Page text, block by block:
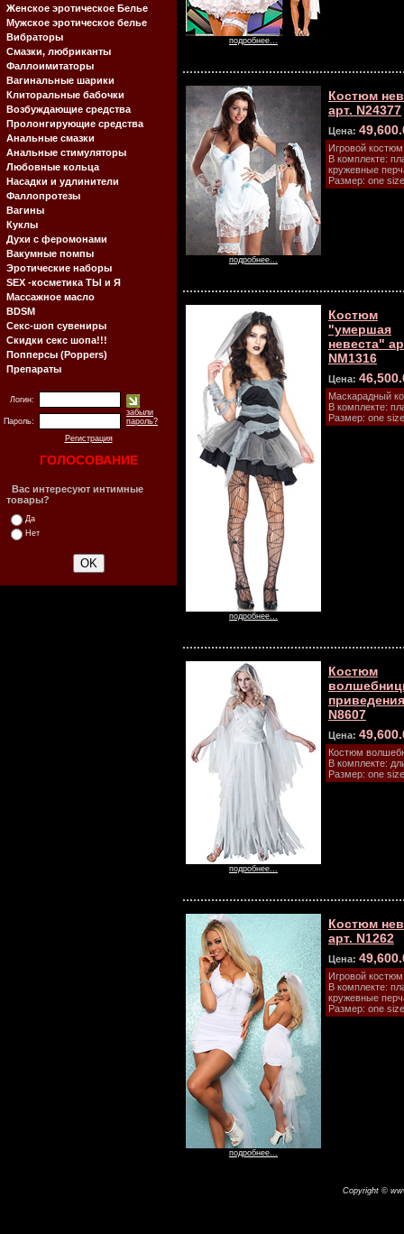
Женское эротическое Белье
Мужское эротическое белье
Вибраторы
Смазки, любриканты
Фаллоимитаторы
Вагинальные шарики
Клиторальные бабочки
Возбуждающие средства
Пролонгирующие средства
Анальные смазки
Анальные стимуляторы
Любовные кольца
Насадки и удлинители
Фаллопротезы
Вагины
Куклы
Духи с феромонами
Вакумные помпы
Эротические наборы
SEX -косметика ТЫ и Я
Массажное масло
BDSM
Секс-шоп сувениры
Скидки секс шопа!!!
Попперсы (Poppers)
Препараты
Логин:
Пароль:
забыли
пароль?
Регистрация
ГОЛОСОВАНИЕ
Вас интересуют интимные
товары?
Да
Нет
подробнее...
подробнее...
Костюм
арт. N24377
Цена:
Игровой
В комплекте:
кружевные
Размер: one
подробнее...
Костюм
"умершая
невеста"
NM1316
Цена:
Маскарадный
В комплекте:
Размер: one
подробнее...
Костюм
N8607
Цена:
Костюм
В комплекте:
Размер: one
подробнее...
Костюм
арт. N1262
Цена:
Игровой
В комплекте:
кружевные
Размер: one
Copyright ©